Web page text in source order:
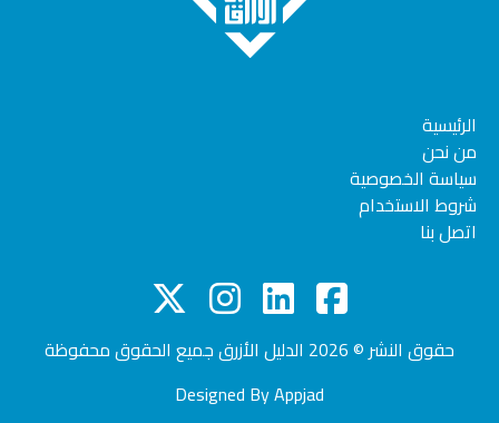
الرئيسية
من نحن
سياسة الخصوصية
شروط الاستخدام
اتصل بنا
حقوق النشر © 2026 الدليل الأزرقجميع الحقوق محفوظة
Designed ByAppjad